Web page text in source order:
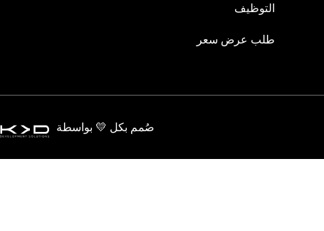
التوظيف
طلب عرض سعر
صُمم بكل 💛 بواسطة